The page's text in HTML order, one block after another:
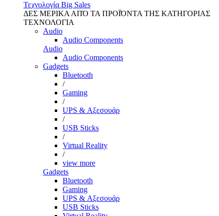
Τεχνολογία Big Sales
ΔΕΣ ΜΕΡΙΚΑ ΑΠΌ ΤΑ ΠΡΟΪΌΝΤΑ ΤΗΣ ΚΑΤΗΓΟΡΙΑΣ
ΤΕΧΝΟΛΟΓΙΑ
Audio
Audio Components
Audio
Audio Components
Gadgets
Bluetooth
/
Gaming
/
UPS & Αξεσουάρ
/
USB Sticks
/
Virtual Reality
/
view more
Gadgets
Bluetooth
Gaming
UPS & Αξεσουάρ
USB Sticks